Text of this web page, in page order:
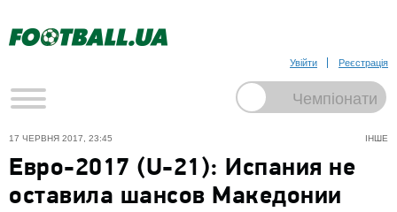
Увійти Реєстрація
ІНШЕ
17 ЧЕРВНЯ 2017, 23:45
Евро-2017 (U-21): Испания не
оставила шансов Македонии